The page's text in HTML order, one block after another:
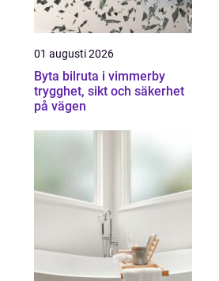
01 augusti 2026
Byta bilruta i vimmerby
trygghet, sikt och säkerhet
på vägen